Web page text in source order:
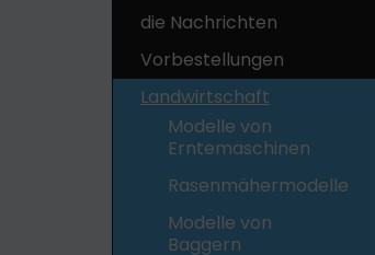
die Nachrichten
Vorbestellungen
Landwirtschaft
Modelle von
Erntemaschinen
Rasenmähermodelle
Modelle von
Baggern